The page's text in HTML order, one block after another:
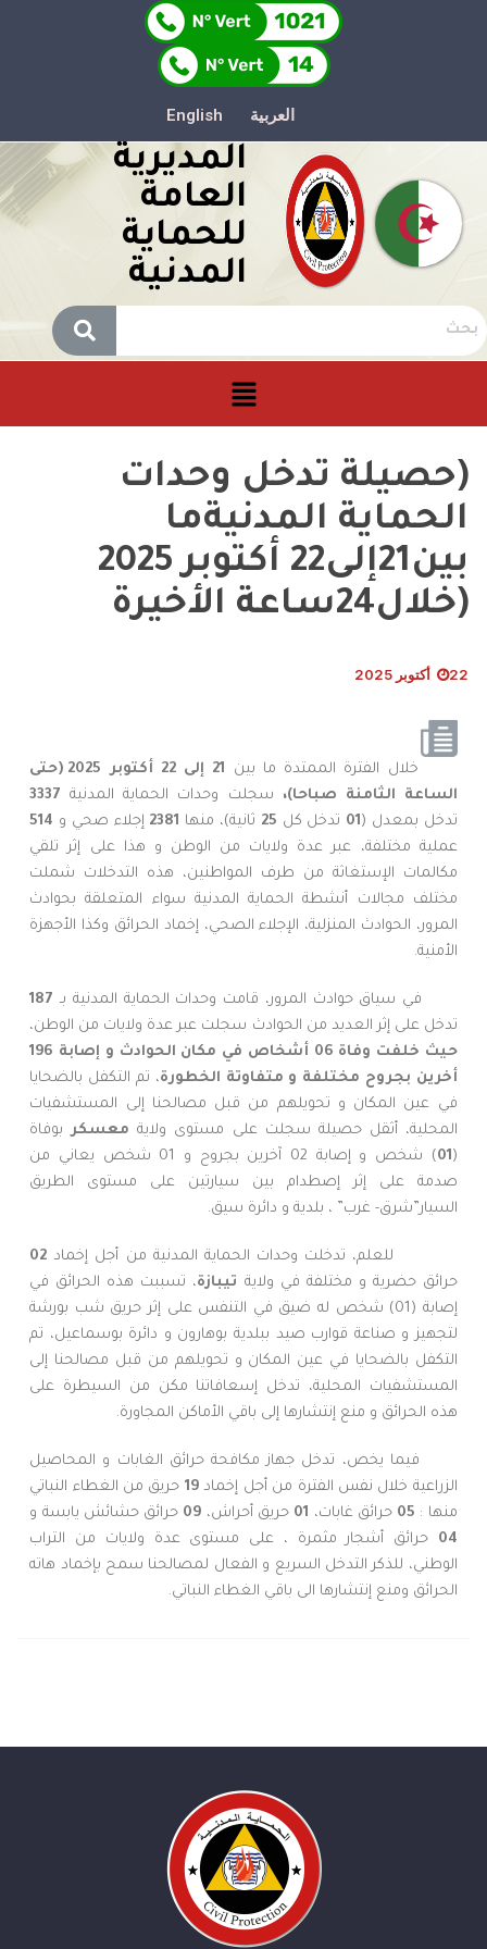
العربية English
المديرية
العامة
للحماية
المدنية
(حصيلة تدخل وحدات
الحماية المدنيةما
بين21إلى22 أكتوبر 2025
(خلال24ساعة الأخيرة
22 أكتوبر 2025
خلال الفترة الممتدة ما بين 21
إلى 22 أكتوبر 2025 (حتى
الساعة الثامنة
صباحا)، سجلت وحدات الحماية المدنية 3337
تدخل بمعدل (01 تدخل كل 25 ثانية)، منها 2381 إجلاء صحي و 514
عملية مختلفة، عبر عدة ولايات من الوطن و هذا على إثر تلقي
مكالمات الإستغاثة من طرف المواطنين، هذه التدخلات شملت
مختلف مجالات أنشطة الحماية المدنية سواء المتعلقة بحوادث
المرور، الحوادث المنزلية، الإجلاء الصحي، إخماد الحرائق وكذا الأجهزة
الأمنية.
في سياق حوادث المرور، قامت وحدات الحماية المدنية بـ 187
تدخل على إثر العديد من الحوادث سجلت عبر عدة ولايات من الوطن،
حيث خلفت وفاة 06 أشخاص في مكان الحوادث و
إصابة 196
أخرين بجروح مختلفة و متفاوتة الخطورة، تم التكفل بالضحايا
في عين المكان و تحويلهم من قبل مصالحنا إلى المستشفيات
المحلية، أثقل حصيلة سجلت على مستوى ولاية معسكربوفاة
(
01
) شخص و إصابة 02 آخرين بجروح و 01 شخص يعاني من
صدمة على إثر إصطدام بين سيارتين على مستوى الطريق
السيار”شرق- غرب” ، بلدية و دائرة سيق.
للعلم، تدخلت وحدات الحماية المدنية من أجل إخماد 02
حرائق حضرية و مختلفة في ولاية تيبازة، تسببت هذه الحرائق في
إصابة (01) شخص له ضيق في التنفس على إثر حريق شب بورشة
لتجهيز و صناعة قوارب صيد ببلدية بوهارون و دائرة بوسماعيل، تم
التكفل بالضحايا في عين المكان و تحويلهم من قبل مصالحنا إلى
المستشفيات المحلية، تدخل إسعافاتنا مكن من السيطرة على
هذه الحرائق و منع إنتشارها إلى باقي الأماكن المجاورة.
فيما يخص، تدخل جهاز مكافحة حرائق الغابات و المحاصيل
الزراعية خلال نفس الفترة من أجل إخماد19 حريق من الغطاء النباتي
منها : 05 حرائق غابات، 01 حريق أحراش، 09 حرائق حشائش يابسة و
04 حرائق أشجار مثمرة ، على مستوى عدة ولايات من التراب
الوطني، للذكر التدخل السريع و الفعال لمصالحنا سمح بإخماد هاته
الحرائق ومنع إنتشارها الى باقي الغطاء النباتي.